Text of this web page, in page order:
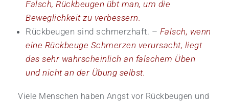
Falsch, Rückbeugen übt man, um die
Beweglichkeit zu verbessern.
Rückbeugen sind schmerzhaft. – Falsch, wenn
eine Rückbeuge Schmerzen verursacht, liegt
das sehr wahrscheinlich an falschem Üben
und nicht an der Übung selbst.
Viele Menschen haben Angst vor Rückbeugen und